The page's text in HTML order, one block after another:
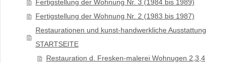
Fertigstellung der Wohnung Nr. 3 (1984 bis 1989)
Fertigstellung der Wohnung Nr. 2 (1983 bis 1987)
Restaurationen und kunst-handwerkliche Ausstattung
STARTSEITE
Restauration d. Fresken-malerei Wohnugen 2,3,4